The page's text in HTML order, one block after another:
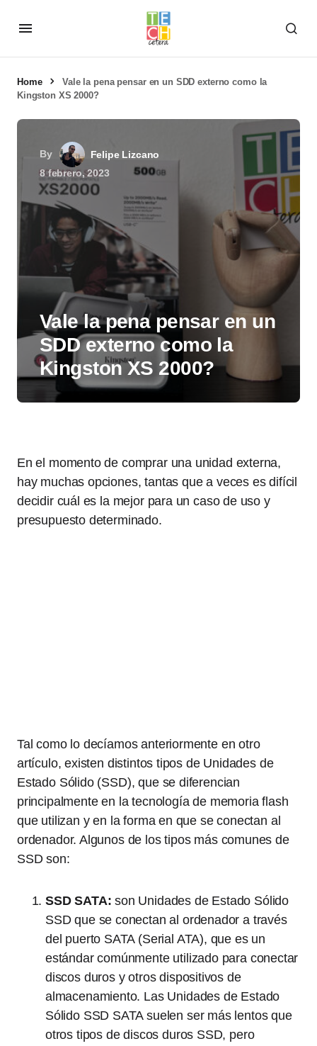
Home
Vale la pena pensar en un SDD externo como la
Kingston XS 2000?
By
Felipe Lizcano
8 febrero, 2023
Vale la pena pensar en un
SDD externo como la
Kingston XS 2000?
En el momento de comprar una unidad externa,
hay muchas opciones, tantas que a veces es difícil
decidir cuál es la mejor para un caso de uso y
presupuesto determinado.
Tal como lo decíamos anteriormente en otro
artículo, existen distintos tipos de Unidades de
Estado Sólido (SSD), que se diferencian
principalmente en la tecnología de memoria flash
que utilizan y en la forma en que se conectan al
ordenador. Algunos de los tipos más comunes de
SSD son:
SSD SATA: son Unidades de Estado Sólido
SSD que se conectan al ordenador a través
del puerto SATA (Serial ATA), que es un
estándar comúnmente utilizado para conectar
discos duros y otros dispositivos de
almacenamiento. Las Unidades de Estado
Sólido SSD SATA suelen ser más lentos que
otros tipos de discos duros SSD, pero